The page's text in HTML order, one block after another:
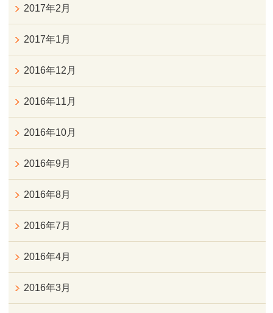
2017年2月
2017年1月
2016年12月
2016年11月
2016年10月
2016年9月
2016年8月
2016年7月
2016年4月
2016年3月